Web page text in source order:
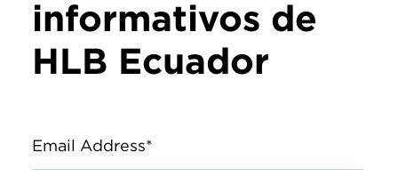
informativos de
HLB Ecuador
Email Address*